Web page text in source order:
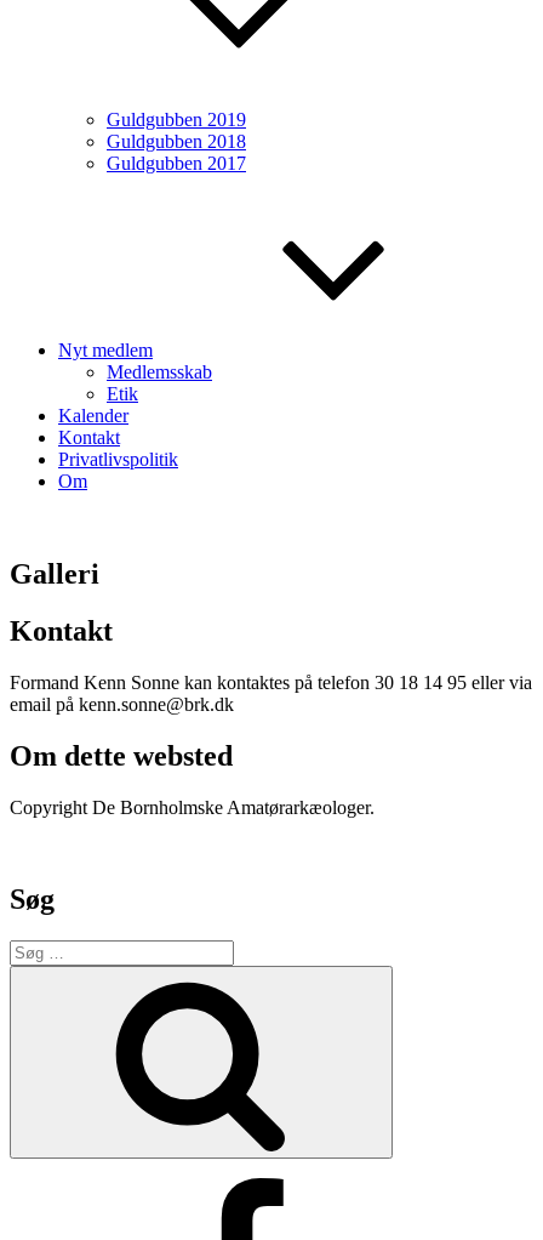
Guldgubben 2019
Guldgubben 2018
Guldgubben 2017
Nyt medlem
Medlemsskab
Etik
Kalender
Kontakt
Privatlivspolitik
Om
Galleri
Kontakt
Formand Kenn Sonne kan kontaktes på telefon 30 18 14 95 eller via
email på kenn.sonne@brk.dk
Om dette websted
Copyright De Bornholmske Amatørarkæologer.
Søg
Søg
efter: